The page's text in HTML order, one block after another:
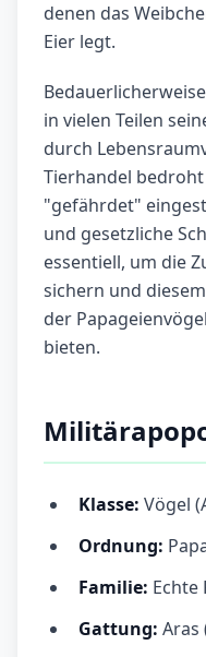
denen das
Eier legt.
in vielen Teilen
durch
Tierhandel
"gefährdet"
und gesetzliche
essentiell, um die
sichern und
der
bieten.
Klasse: Vögel
Ordnung:
Familie: Echte
Gattung: Aras